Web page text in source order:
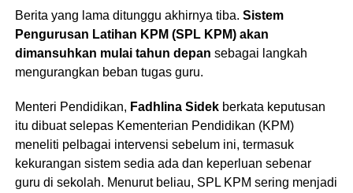
Berita yang lama ditunggu akhirnya tiba. Sistem
Pengurusan Latihan KPM (SPL KPM) akan
dimansuhkan mulai tahun depan sebagai langkah
mengurangkan beban tugas guru.
Menteri Pendidikan, Fadhlina Sidekberkata keputusan
itu dibuat selepas Kementerian Pendidikan (KPM)
meneliti pelbagai intervensi sebelum ini, termasuk
kekurangan sistem sedia ada dan keperluan sebenar
guru di sekolah. Menurut beliau, SPL KPM sering menjadi